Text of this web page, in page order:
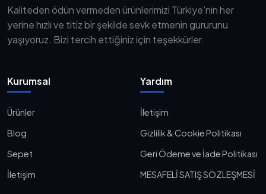
Kaliteden ödün vermeden ürünlerimizi Türkiye’nin her
yerine hızlı ve titiz bir şekilde sevk etmenin gururunu
yaşıyoruz. Bizi tercih ettiğiniz için teşekkürler.
Kurumsal
Ürünler
Blog
Sepet
İletişim
Yardım
İletişim
Gizlilik & Cookie Politikası
Geri Ödeme ve İade Politikası
MESAFELİ SATIŞ SÖZLEŞMESİ